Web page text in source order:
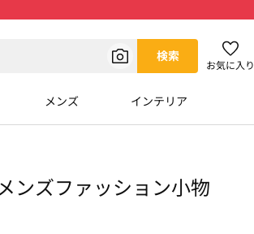
検索
お気に入り
メンズ インテリア
ンズファッション小物